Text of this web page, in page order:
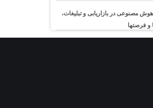
هوش مصنوعی در بازاریابی و تبلیغات،
و فرصتها